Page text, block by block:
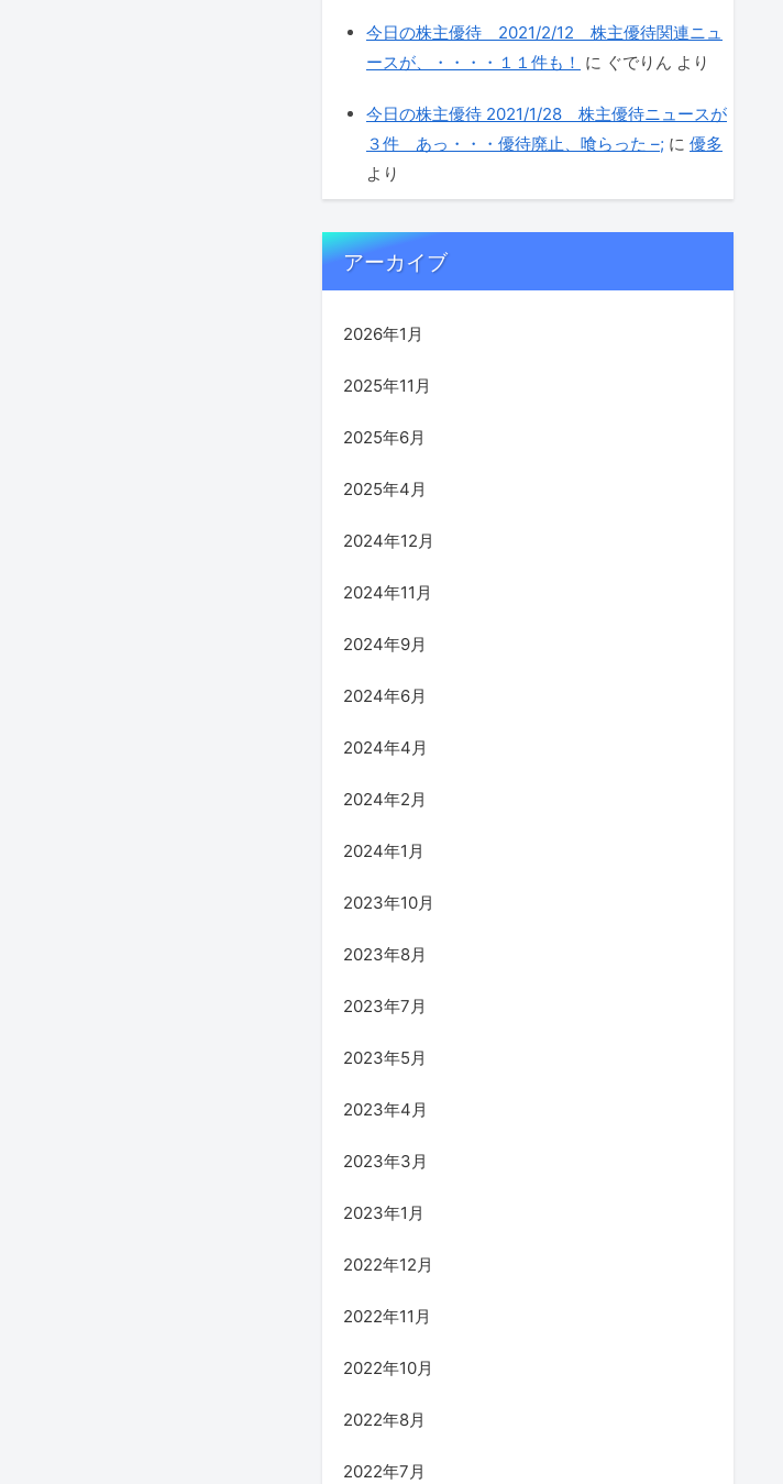
今日の株主優待 2021/2/12 株主優待関連ニュ
ースが、・・・・１１件も！ に ぐでりん より
今日の株主優待 2021/1/28 株主優待ニュースが
３件 あっ・・・優待廃止、喰らった –; に 優多
より
アーカイブ
2026年1月
2025年11月
2025年6月
2025年4月
2024年12月
2024年11月
2024年9月
2024年6月
2024年4月
2024年2月
2024年1月
2023年10月
2023年8月
2023年7月
2023年5月
2023年4月
2023年3月
2023年1月
2022年12月
2022年11月
2022年10月
2022年8月
2022年7月